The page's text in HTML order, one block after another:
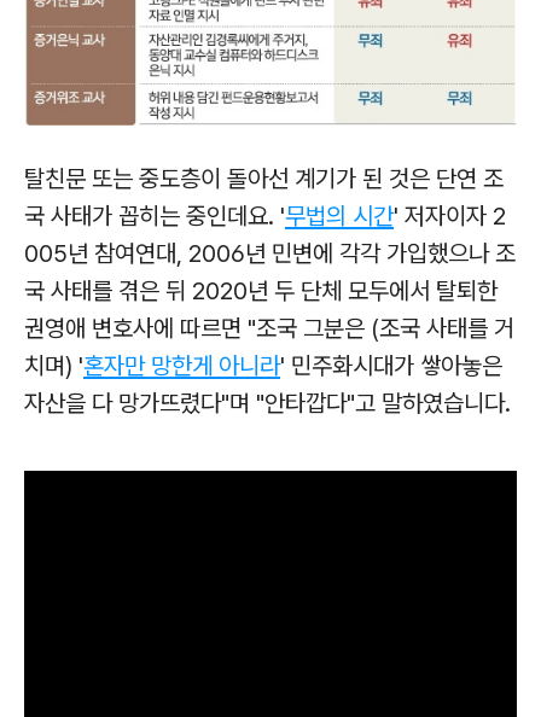
탈친문 또는 중도층이 돌아선 계기가 된 것은 단연 조
국 사태가 꼽히는 중인데요. '무법의 시간' 저자이자 2
005년 참여연대, 2006년 민변에 각각 가입했으나 조
국 사태를 겪은 뒤 2020년 두 단체 모두에서 탈퇴한
권영애 변호사에 따르면 "조국 그분은 (조국 사태를 거
치며) '혼자만 망한게 아니라' 민주화시대가 쌓아놓은
자산을 다 망가뜨렸다"며 "안타깝다"고 말하였습니다.